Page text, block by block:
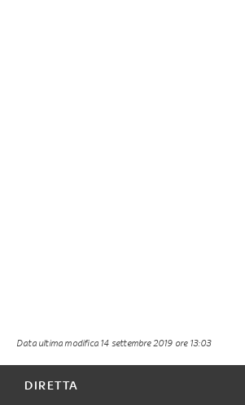
Data ultima modifica 14 settembre 2019 ore 13:03
DIRETTA